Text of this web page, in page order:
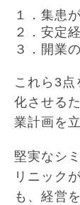
１．集患
２．安定
３．開業
これら3
化させる
業計画を
堅実なシ
リニック
も、経営